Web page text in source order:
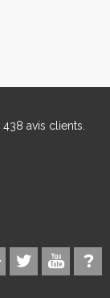
438 avis clients.